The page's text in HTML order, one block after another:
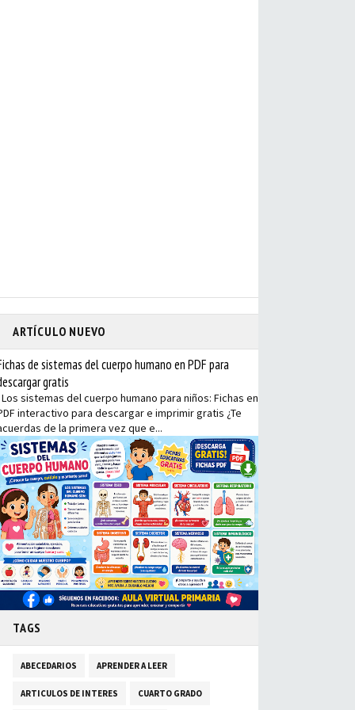
ARTÍCULO NUEVO
de sistemas del cuerpo humano en PDF para
gratis
sistemas del cuerpo humano para niños: Fichas en
interactivo para descargar e imprimir gratis ¿Te
de la primera vez que e...
TAGS
ABECEDARIOS APRENDER A LEER
ARTICULOS DE INTERES CUARTO GRADO